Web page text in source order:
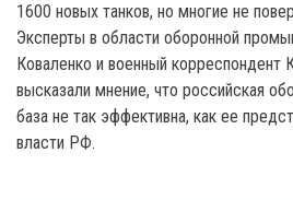
1600 новых танков, но многие не
Эксперты в области оборонной
Коваленко и военный корреспондент
высказали мнение, что российская
база не так эффективна, как ее
власти РФ.